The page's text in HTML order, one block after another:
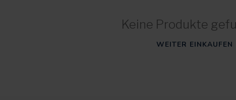
Keine Produkte
WEITER EINKAUFEN